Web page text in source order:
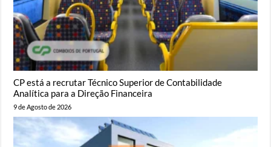
CP está a recrutar Técnico Superior de Contabilidade
Analítica para a Direção Financeira
9 de Agosto de 2026